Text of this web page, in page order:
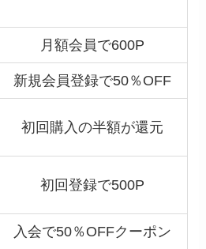
月額会員で600P
新規会員登録で50％OFF
初回購入の半額が還元
初回登録で500P
入会で50％OFFクーポン